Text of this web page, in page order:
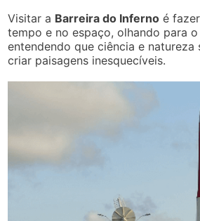
Visitar a Barreira do Inferno é
tempo e no espaço, olhando para
entendendo que ciência e natureza
criar paisagens inesquecíveis.